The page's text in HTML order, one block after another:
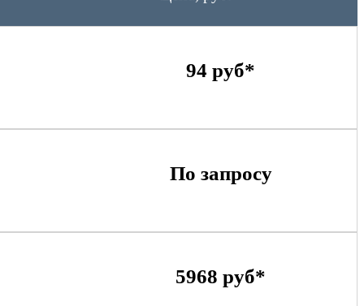
94 руб*
По запросу
5968 руб*